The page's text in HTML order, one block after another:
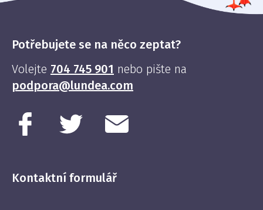
Potřebujete se na něco zeptat?
Volejte 704 745 901 nebo pište na
podpora@lundea.com
Kontaktní formulář